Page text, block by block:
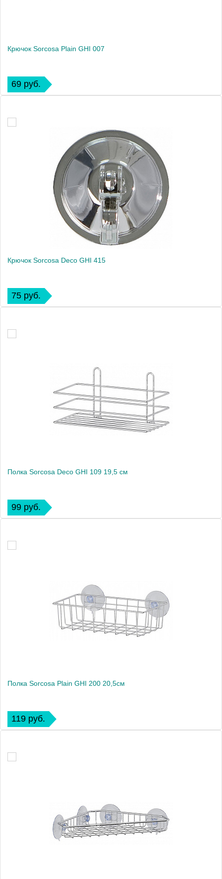
Крючок Sorcosa Plain GHI 007
69 руб.
Крючок Sorcosa Deco GHI 415
75 руб.
Полка Sorcosa Deco GHI 109 19,5 см
99 руб.
Полка Sorcosa Plain GHI 200 20,5см
119 руб.